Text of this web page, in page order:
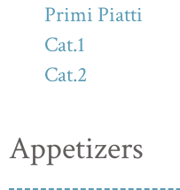
Primi Piatti
Cat.1
Cat.2
Appetizers